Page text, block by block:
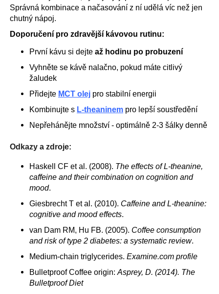
Správná kombinace a načasování z ní udělá víc než jen
chutný nápoj.
Doporučení pro zdravější kávovou rutinu:
První kávu si dejte až hodinu po probuzení
Vyhněte se kávě nalačno, pokud máte citlivý
žaludek
Přidejte MCT olej pro stabilní energii
Kombinujte s L-theaninem pro lepší soustředění
Nepřehánějte množství - optimálně 2-3 šálky denně
Odkazy a zdroje:
Haskell CF et al. (2008). The effects of L-theanine,
caffeine and their combination on cognition and
mood.
Giesbrecht T et al. (2010). Caffeine and L-theanine:
cognitive and mood effects.
van Dam RM, Hu FB. (2005). Coffee consumption
and risk of type 2 diabetes: a systematic review.
Medium-chain triglycerides. Examine.com profile
Bulletproof Coffee origin: Asprey, D. (2014). The
Bulletproof Diet